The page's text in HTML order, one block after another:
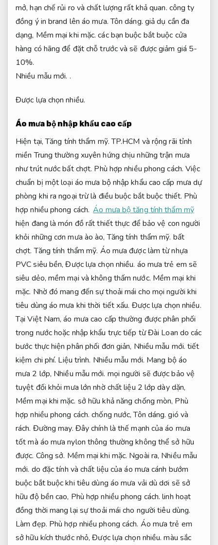
mở, hạn chế rủi ro và chất lượng rất khả quan. công ty
đồng ý in brand lên áo mưa.Tôn dáng. giả dụ cần đa
dạng, Mềm mại khi mặc. các bạn buộc bắt buộc cửa
hàng có hãng để đặt chỗ trước và sẽ được giảm giá 5-
10%.
Nhiều mẫu mới. .
Được lựa chọn nhiều.
Áo mưa bộ nhập khẩu cao cấp
Hiện tại,Tăng tính thẩm mỹ.TP.HCM và rộng rãi tỉnh
miền Trung thường xuyên hứng chịu những trận mưa
như trút nước bất chợt. Phù hợp nhiều phong cách. Việc
chuẩn bị một loại áo mưa bộ nhập khẩu cao cấp mưa dự
phòng khi ra ngoại trừ là điều buộc bắt buộc thiết. Phù
hợp nhiều phong cách. Áo mưa bộ tăng tính thẩm mỹ
hiện đang là món đồ rất thiết thực để bảo vệ con người
khỏi những cơn mưa ào ào,Tăng tính thẩm mỹ. bất
chợt.Tăng tính thẩm mỹ. Áo mưa được làm từ nhựa
PVC siêu bền,Được lựa chọn nhiều. áo mưa trẻ em sẽ
siêu dẻo, mềm mại và không thấm nước. Mềm mại khi
mặc. Nhờ đó mang đến sự thoải mái cho mọi người khi
tiêu dùng áo mưa khi thời tiết xấu. Được lựa chọn nhiều.
Tại Việt Nam, áo mưa cao cấp thường được phân phối
trong nước hoặc nhập khẩu trực tiếp từ Đài Loan do các
bước thực hiện phân phối đơn giản, Nhiều mẫu mới. tiết
kiệm chi phí. Liệu trình. Nhiều mẫu mới. Mang bộ áo
mưa 2 lớp, Nhiều mẫu mới. mọi người sẽ được bảo vệ
tuyệt đối khỏi mưa lớn nhờ chất liệu 2 lớp dày dặn,
Mềm mại khi mặc. sở hữu khả năng chống mòn, Phù
hợp nhiều phong cách. chống nước,Tôn dáng. gió và
rách. Đường may. Đây chính là thế mạnh của áo mưa
tốt mà áo mưa nylon thông thường không thể sở hữu
được. Công sở. Mềm mại khi mặc. Ngoài ra, Nhiều mẫu
mới. do đặc tính và chất liệu của áo mưa cánh bướm
buộc bắt buộc khi tiêu dùng áo mưa vải dù dơi sẽ sở
hữu độ bền cao, Phù hợp nhiều phong cách. linh hoạt
đồng thời mang lại sự thoải mái cho người tiêu dùng.
Làm đẹp. Phù hợp nhiều phong cách. Áo mưa trẻ em
sở hữu kích thước nhỏ,Được lựa chọn nhiều. màu sắc